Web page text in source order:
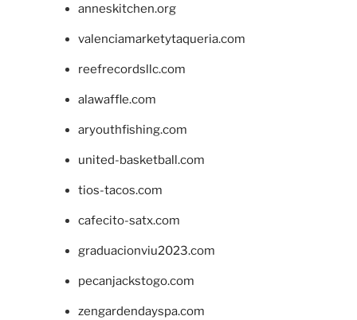
anneskitchen.org
valenciamarketytaqueria.com
reefrecordsllc.com
alawaffle.com
aryouthfishing.com
united-basketball.com
tios-tacos.com
cafecito-satx.com
graduacionviu2023.com
pecanjackstogo.com
zengardendayspa.com